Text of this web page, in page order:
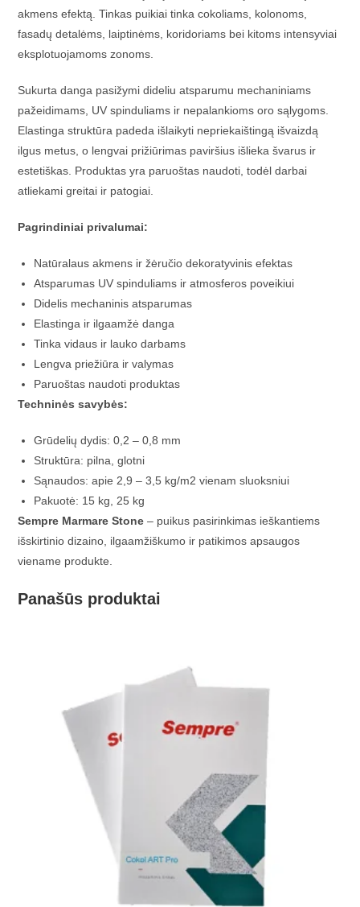
akmens efektą. Tinkas puikiai tinka cokoliams, kolonoms,
fasadų detalėms, laiptinėms, koridoriams bei kitoms intensyviai
eksplotuojamoms zonoms.
Sukurta danga pasižymi dideliu atsparumu mechaniniams
pažeidimams, UV spinduliams ir nepalankioms oro sąlygoms.
Elastinga struktūra padeda išlaikyti nepriekaištingą išvaizdą
ilgus metus, o lengvai prižiūrimas paviršius išlieka švarus ir
estetiškas. Produktas yra paruoštas naudoti, todėl darbai
atliekami greitai ir patogiai.
Pagrindiniai privalumai:
Natūralaus akmens ir žėručio dekoratyvinis efektas
Atsparumas UV spinduliams ir atmosferos poveikiui
Didelis mechaninis atsparumas
Elastinga ir ilgaamžė danga
Tinka vidaus ir lauko darbams
Lengva priežiūra ir valymas
Paruoštas naudoti produktas
Techninės savybės:
Grūdelių dydis: 0,2 – 0,8 mm
Struktūra: pilna, glotni
Sąnaudos: apie 2,9 – 3,5 kg/m2 vienam sluoksniui
Pakuotė: 15 kg, 25 kg
Sempre Marmare Stone – puikus pasirinkimas ieškantiems
išskirtinio dizaino, ilgaamžiškumo ir patikimos apsaugos
viename produkte.
Panašūs produktai